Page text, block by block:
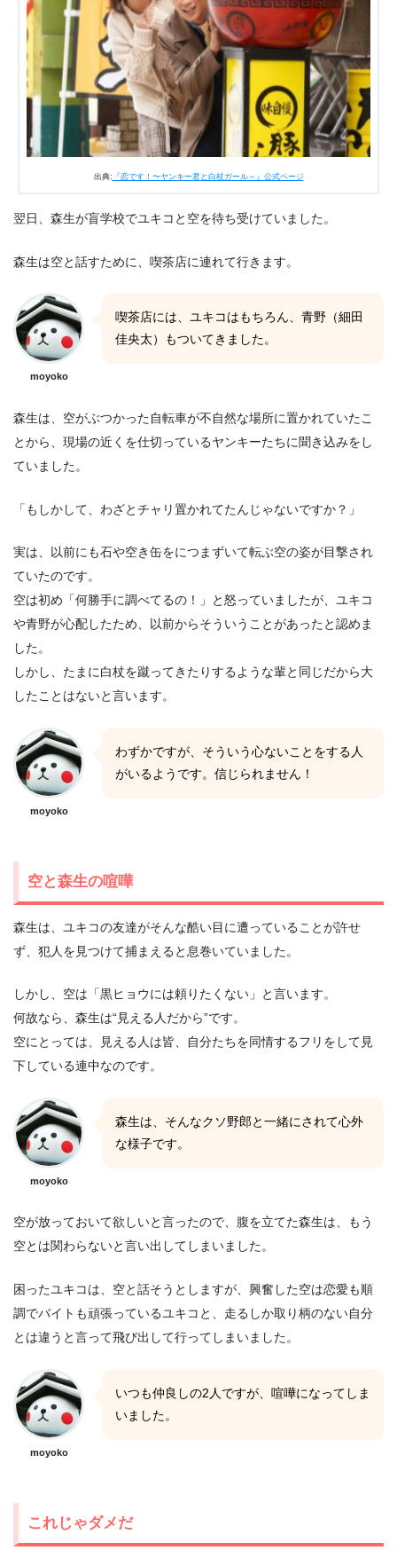
出典: 『恋です！〜ヤンキー君と白杖ガール～』公式ページ
翌日、森生が盲学校でユキコと空を待ち受けていました。
森生は空と話すために、喫茶店に連れて行きます。
moyoko
喫茶店には、ユキコはもちろん、青野（細田
佳央太）もついてきました。
森生は、空がぶつかった自転車が不自然な場所に置かれていたこ
とから、現場の近くを仕切っているヤンキーたちに聞き込みをし
ていました。
「もしかして、わざとチャリ置かれてたんじゃないですか？」
実は、以前にも石や空き缶をにつまずいて転ぶ空の姿が目撃され
ていたのです。
空は初め「何勝手に調べてるの！」と怒っていましたが、ユキコ
や青野が心配したため、以前からそういうことがあったと認めま
した。
しかし、たまに白杖を蹴ってきたりするような輩と同じだから大
したことはないと言います。
moyoko
わずかですが、そういう心ないことをする人
がいるようです。信じられません！
空と森生の喧嘩
森生は、ユキコの友達がそんな酷い目に遭っていることが許せ
ず、犯人を見つけて捕まえると息巻いていました。
しかし、空は「黒ヒョウには頼りたくない」と言います。
何故なら、森生は“見える人だから”です。
空にとっては、見える人は皆、自分たちを同情するフリをして見
下している連中なのです。
moyoko
森生は、そんなクソ野郎と一緒にされて心外
な様子です。
空が放っておいて欲しいと言ったので、腹を立てた森生は、もう
空とは関わらないと言い出してしまいました。
困ったユキコは、空と話そうとしますが、興奮した空は恋愛も順
調でバイトも頑張っているユキコと、走るしか取り柄のない自分
とは違うと言って飛び出して行ってしまいました。
moyoko
いつも仲良しの2人ですが、喧嘩になってしま
いました。
これじゃダメだ